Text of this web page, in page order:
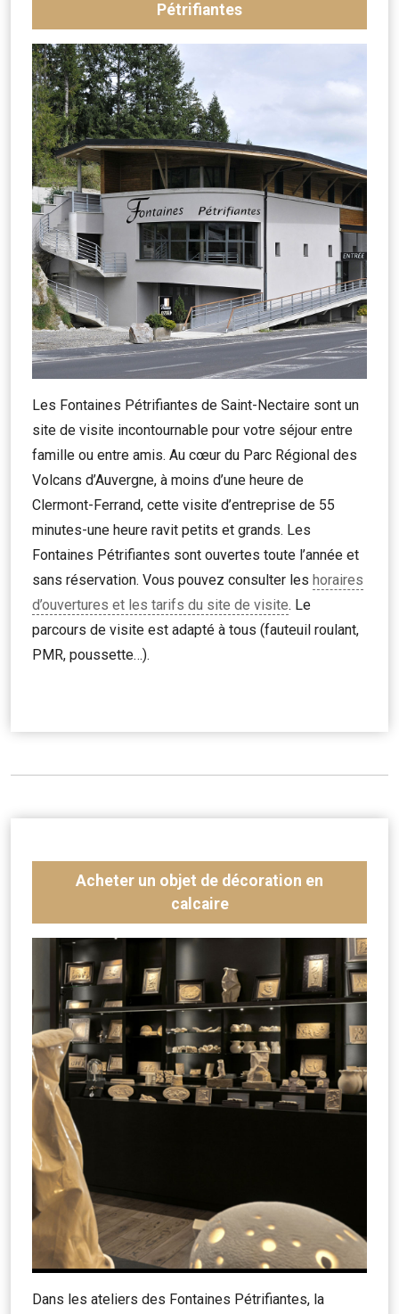
Pétrifiantes
Les Fontaines Pétrifiantes de Saint-Nectaire sont un
site de visite incontournable pour votre séjour entre
famille ou entre amis. Au cœur du Parc Régional des
Volcans d’Auvergne, à moins d’une heure de
Clermont-Ferrand, cette visite d’entreprise de 55
minutes-une heure ravit petits et grands. Les
Fontaines Pétrifiantes sont ouvertes toute l’année et
sans réservation. Vous pouvez consulter les horaires
d’ouvertures et les tarifs du site de visite. Le
parcours de visite est adapté à tous (fauteuil roulant,
PMR, poussette…).
Acheter un objet de décoration en
calcaire
Dans les ateliers des Fontaines Pétrifiantes, la